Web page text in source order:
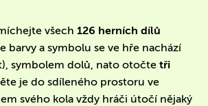
všech 126 herních dílů
barvy a symbolu se ve hře nachází
symbolem dolů, nato otočte tři
je do sdíleného prostoru ve
svého kola vždy hráči útočí nějaký